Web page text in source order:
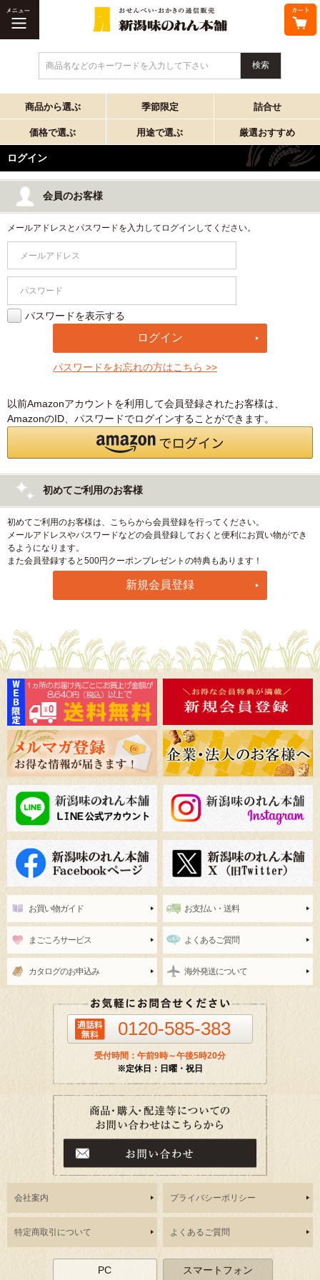
商品名などのキーワードを入力して下さい
商品から選ぶ 季節限定 詰合せ
価格で選ぶ 用途で選ぶ 厳選おすすめ
ログイン
会員のお客様
メールアドレスとパスワードを入力してログインしてください。
パスワードを表示する
パスワードをお忘れの方はこちら >>
以前Amazonアカウントを利用して会員登録されたお客様は、
AmazonのID、パスワードでログインすることができます。
初めてご利用のお客様
初めてご利用のお客様は、こちらから会員登録を行ってください。
メールアドレスやパスワードなどの会員登録しておくと便利にお買い物ができ
るようになります。
また会員登録すると500円クーポンプレゼントの特典もあります！
お買い物ガイド お支払い・送料
まごころサービス よくあるご質問
カタログのお申込み 海外発送について
0120-585-383
受付時間：午前9時～午後5時20分
※定休日：日曜・祝日
会社案内 プライバシーポリシー
特定商取引について よくあるご質問
PC スマートフォン